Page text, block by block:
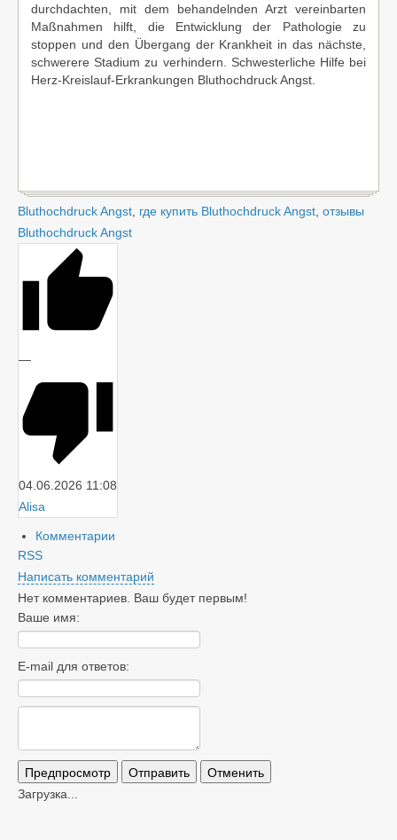
durchdachten, mit dem behandelnden Arzt vereinbarten
Maßnahmen hilft, die Entwicklung der Pathologie zu
stoppen und den Übergang der Krankheit in das nächste,
schwerere Stadium zu verhindern. Schwesterliche Hilfe bei
Herz-Kreislauf-Erkrankungen Bluthochdruck Angst.
Bluthochdruck Angst, где купить Bluthochdruck Angst, отзывы
Bluthochdruck Angst
—
04.06.2026 11:08
Alisa
Комментарии
RSS
Написать комментарий
Нет комментариев. Ваш будет первым!
Ваше имя:
E-mail для ответов:
Загрузка...